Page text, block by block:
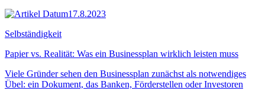
17.8.2023
Selbständigkeit
Papier vs. Realität: Was ein Businessplan wirklich leisten muss
Viele Gründer sehen den Businessplan zunächst als notwendiges
Übel: ein Dokument, das Banken, Förderstellen oder Investoren